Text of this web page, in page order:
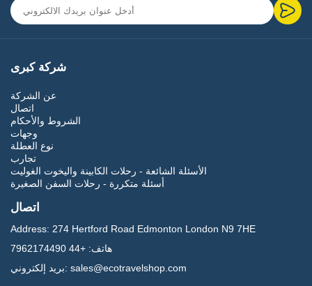
شركة كبرى
عن الشركة
اتصال
الشروط والأحكام
وجهات
نوع العطلة
تجارب
الأسئلة الشائعة - رحلات الكابينة واليخوت الغوليت
أسئلة متكررة - رحلات السفن الصغيرة
اتصال
Address: 274 Hertford Road Edmonton London N9 7HE
هاتف: +44 7962174490
بريد إلكتروني: sales@ecotravelshop.com